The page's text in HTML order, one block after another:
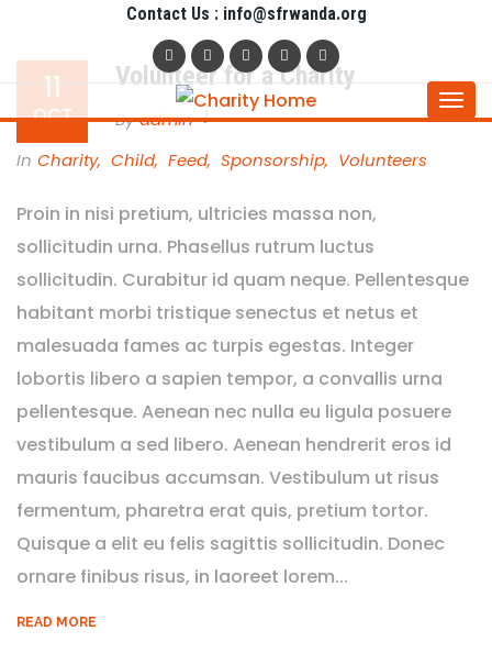
Contact Us : info@sfrwanda.org
11
OCT
Volunteer for a Charity
By Admin
In Charity, Child, Feed, Sponsorship, Volunteers
Proin in nisi pretium, ultricies massa non,
sollicitudin urna. Phasellus rutrum luctus
sollicitudin. Curabitur id quam neque. Pellentesque
habitant morbi tristique senectus et netus et
malesuada fames ac turpis egestas. Integer
lobortis libero a sapien tempor, a convallis urna
pellentesque. Aenean nec nulla eu ligula posuere
vestibulum a sed libero. Aenean hendrerit eros id
mauris faucibus accumsan. Vestibulum ut risus
fermentum, pharetra erat quis, pretium tortor.
Quisque a elit eu felis sagittis sollicitudin. Donec
ornare finibus risus, in laoreet lorem...
READ MORE